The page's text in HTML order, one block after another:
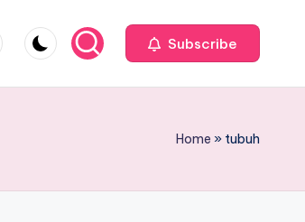
Subscribe
Home » tubuh